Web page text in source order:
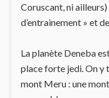
Coruscant, ni
d’entrainement » et
La planète Deneba
place forte jedi. On y
mont Meru : une